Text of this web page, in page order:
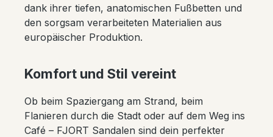
dank ihrer tiefen, anatomischen Fußbetten und
den sorgsam verarbeiteten Materialien aus
europäischer Produktion.
Komfort und Stil vereint
Ob beim Spaziergang am Strand, beim
Flanieren durch die Stadt oder auf dem Weg ins
Café – FJORT Sandalen sind dein perfekter